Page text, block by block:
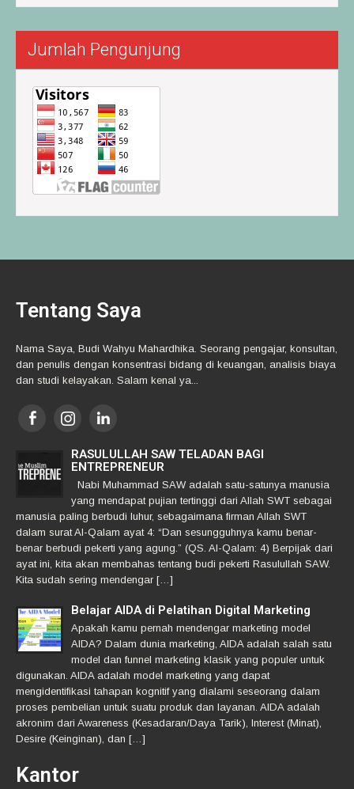
Jumlah Pengunjung
Tentang Saya
Nama Saya, Budi Wahyu Mahardhika. Seorang pengajar, konsultan,
dan penulis dengan konsentrasi bidang di keuangan, analisis biaya
dan studi kelayakan. Salam kenal ya...
RASULULLAH SAW TELADAN BAGI
ENTREPRENEUR
Nabi Muhammad SAW adalah satu-satunya manusia
yang mendapat pujian tertinggi dari Allah SWT sebagai
manusia paling berbudi luhur, sebagaimana firman Allah SWT
dalam surat Al-Qalam ayat 4: “Dan sesungguhnya kamu benar-
benar berbudi pekerti yang agung.” (QS. Al-Qalam: 4) Berpijak dari
ayat ini, kita akan membahas tentang budi pekerti Rasulullah SAW.
Kita sudah sering mendengar […]
Belajar AIDA di Pelatihan Digital Marketing
Apakah kamu pernah mendengar marketing model
AIDA? Dalam dunia marketing, AIDA adalah salah satu
model dan funnel marketing klasik yang populer untuk
digunakan. AIDA adalah model marketing yang dapat
mengidentifikasi tahapan kognitif yang dialami seseorang dalam
proses pembelian untuk suatu produk dan layanan. AIDA adalah
akronim dari Awareness (Kesadaran/Daya Tarik), Interest (Minat),
Desire (Keinginan), dan […]
Kantor